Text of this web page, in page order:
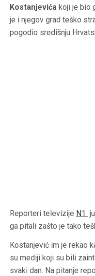
Kostanjevića koji je bio
je i njegov grad teško
pogodio središnju
Reporteri televizije N1
ga pitali zašto je tako
Kostanjević im je rekao
su mediji koji su bili
svaki dan. Na pitanje